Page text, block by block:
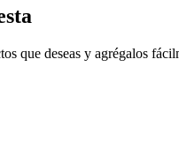
que deseas y agrégalos